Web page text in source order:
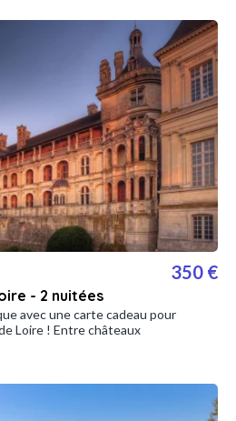
- 2 nuitées
350 €
avec une carte cadeau pour
Loire ! Entre châteaux